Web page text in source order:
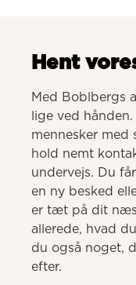
Hent
Med Boblbergs
lige ved
mennesker med
hold nemt
undervejs. Du
en ny besked
er tæt på dit
allerede, hvad
du også noget,
efter.